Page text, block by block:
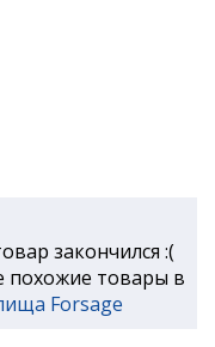
закончился :(
похожие товары в
Forsage